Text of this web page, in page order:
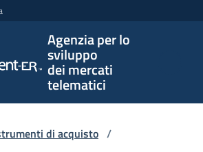
Agenzia per lo
sviluppo
dei mercati
telematici
lo
sviluppo
di acquisto /